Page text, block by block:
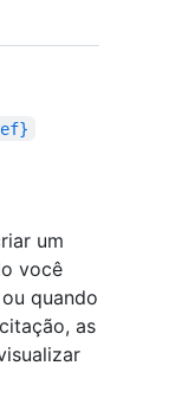
um
você
quando
as